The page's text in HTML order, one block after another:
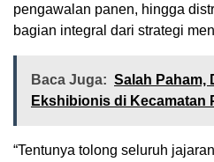
pengawalan panen, hingga
bagian integral dari strategi
Baca Juga: Salah Paham,
Ekshibionis di Kecamatan
“Tentunya tolong seluruh